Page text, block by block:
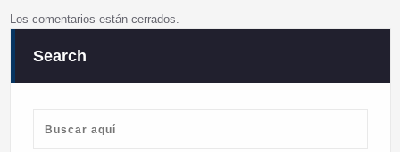
Los comentarios están cerrados.
Search